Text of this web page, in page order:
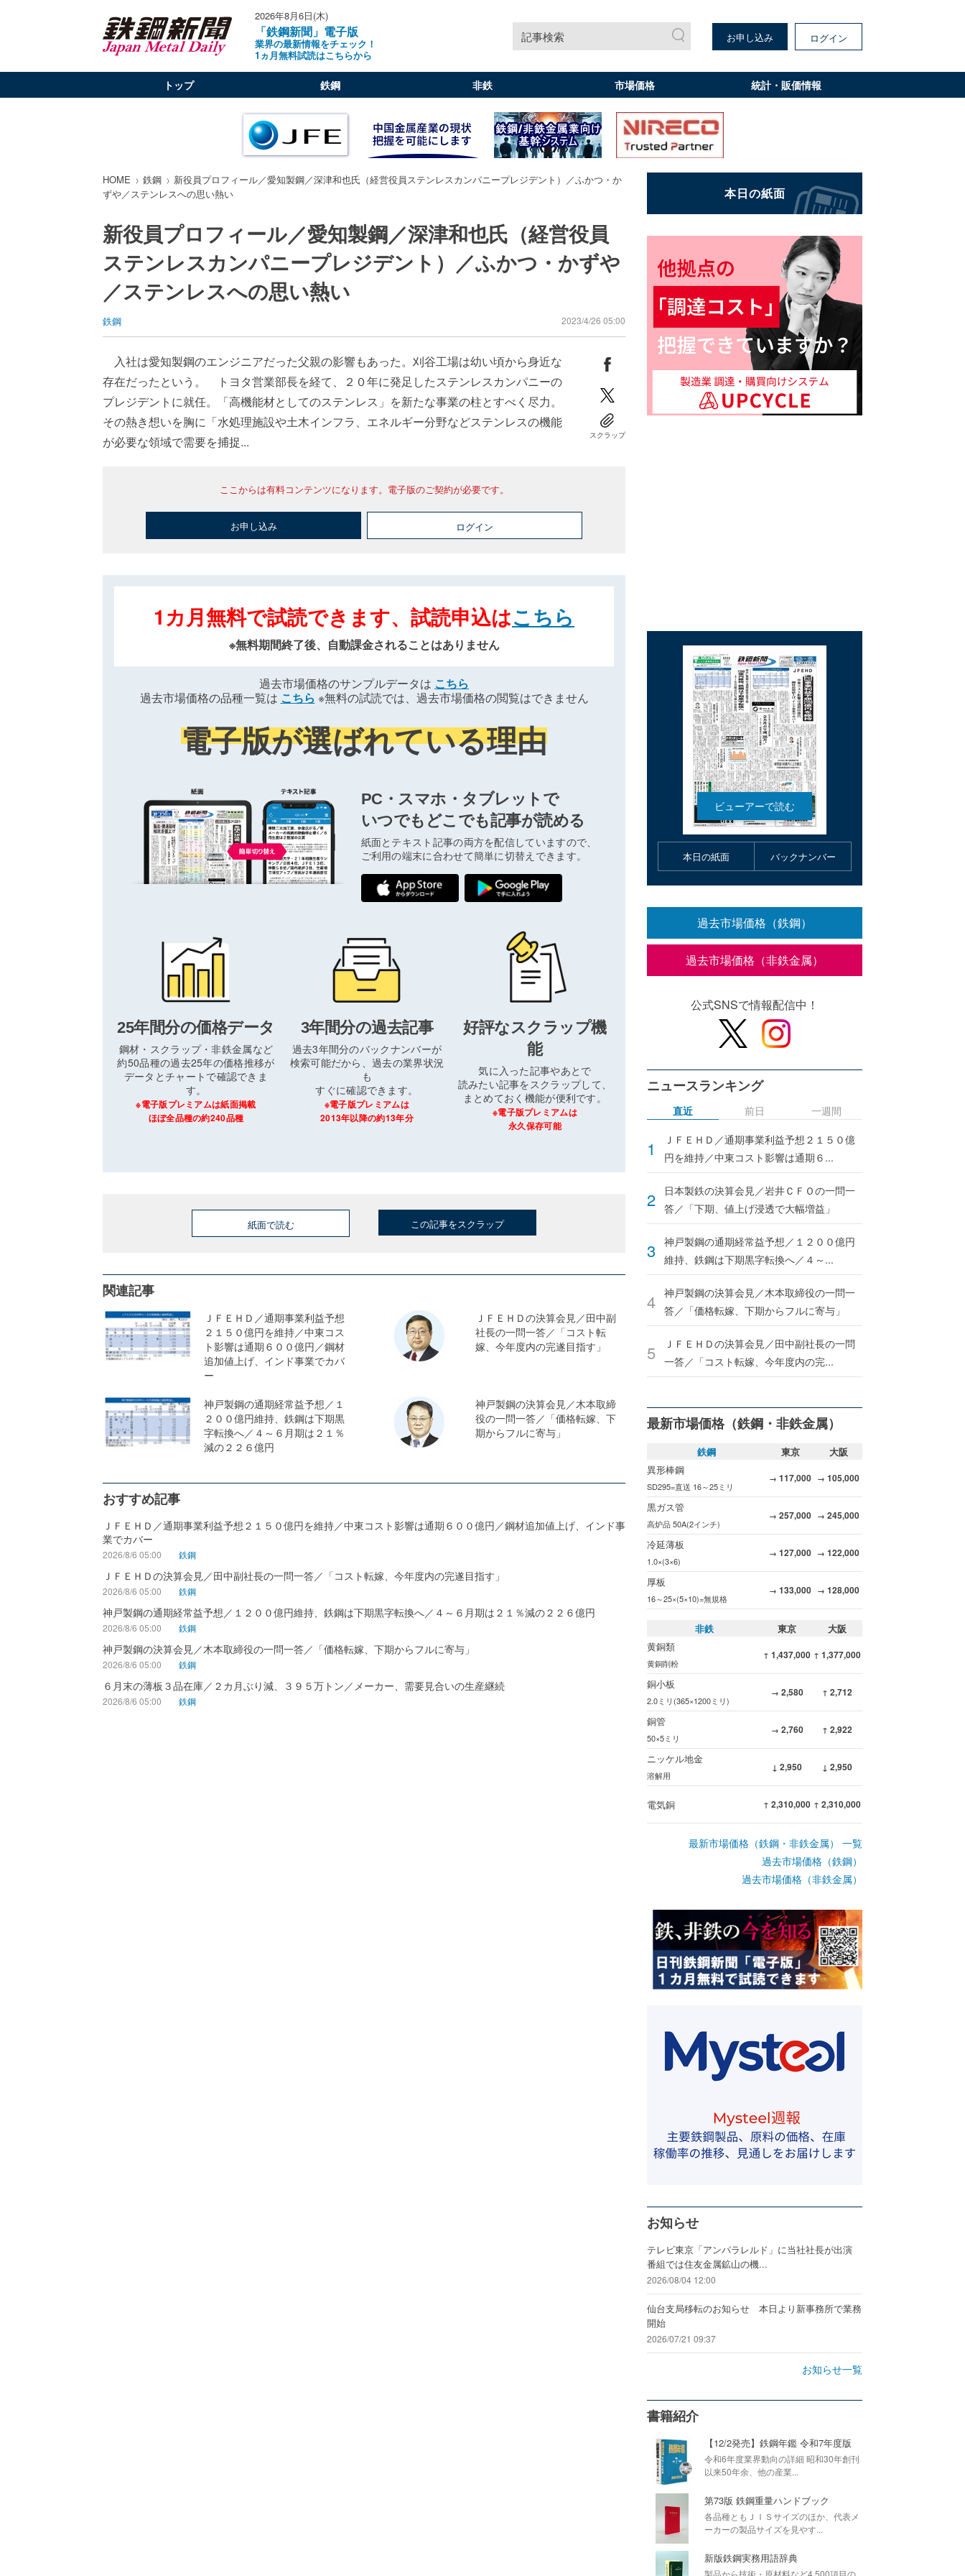
2026年8月6日(木)
「鉄鋼新聞」電子版
業界の最新情報をチェック！
1ヵ月無料試読はこちらから
記事検索 お申し込み ログイン
トップ 鉄鋼 非鉄 市場価格 統計・販価情報
HOME 鉄鋼
新役員プロフィール／愛知製鋼／深津和也氏（経営役員ステンレスカンパニープレジデント）／ふかつ・か
ずや／ステンレスへの思い熱い
新役員プロフィール／愛知製鋼／深津和也氏（経営役員
ステンレスカンパニープレジデント）／ふかつ・かずや
／ステンレスへの思い熱い
鉄鋼 2023/4/26 05:00
入社は愛知製鋼のエンジニアだった父親の影響もあった。刈谷工場は幼い頃から身近な
存在だったという。 トヨタ営業部長を経て、２０年に発足したステンレスカンパニーの
プレジデントに就任。「高機能材としてのステンレス」を新たな事業の柱とすべく尽力。
その熱き想いを胸に「水処理施設や土木インフラ、エネルギー分野などステンレスの機能
が必要な領域で需要を捕捉...
スクラップ
ここからは有料コンテンツになります。電子版のご契約が必要です。
お申し込み ログイン
1カ月無料で試読できます、試読申込はこちら
※無料期間終了後、自動課金されることはありません
過去市場価格のサンプルデータは こちら
過去市場価格の品種一覧は こちら ※無料の試読では、過去市場価格の閲覧はできません
電子版が選ばれている理由
PC・スマホ・タブレットで
いつでもどこでも記事が読める
紙面とテキスト記事の両方を配信していますので、
ご利用の端末に合わせて簡単に切替えできます。
25年間分の価格データ
鋼材・スクラップ・非鉄金属など
約50品種の過去25年の価格推移が
データとチャートで確認できま
す。
※電子版プレミアムは紙面掲載
ほぼ全品種の約240品種
3年間分の過去記事
過去3年間分のバックナンバーが
検索可能だから、過去の業界状況
も
すぐに確認できます。
※電子版プレミアムは
2013年以降の約13年分
好評なスクラップ機
能
気に入った記事やあとで
読みたい記事をスクラップして、
まとめておく機能が便利です。
※電子版プレミアムは
永久保存可能
紙面で読む この記事をスクラップ
関連記事
ＪＦＥＨＤ／通期事業利益予想
２１５０億円を維持／中東コス
ト影響は通期６００億円／鋼材
追加値上げ、インド事業でカバ
ー
ＪＦＥＨＤの決算会見／田中副
社長の一問一答／「コスト転
嫁、今年度内の完遂目指す」
神戸製鋼の通期経常益予想／１
２００億円維持、鉄鋼は下期黒
字転換へ／４～６月期は２１％
減の２２６億円
神戸製鋼の決算会見／木本取締
役の一問一答／「価格転嫁、下
期からフルに寄与」
おすすめ記事
ＪＦＥＨＤ／通期事業利益予想２１５０億円を維持／中東コスト影響は通期６００億円／鋼材追加値上げ、インド事
業でカバー
2026/8/6 05:00 鉄鋼
ＪＦＥＨＤの決算会見／田中副社長の一問一答／「コスト転嫁、今年度内の完遂目指す」
2026/8/6 05:00 鉄鋼
神戸製鋼の通期経常益予想／１２００億円維持、鉄鋼は下期黒字転換へ／４～６月期は２１％減の２２６億円
2026/8/6 05:00 鉄鋼
神戸製鋼の決算会見／木本取締役の一問一答／「価格転嫁、下期からフルに寄与」
2026/8/6 05:00 鉄鋼
６月末の薄板３品在庫／２カ月ぶり減、３９５万トン／メーカー、需要見合いの生産継続
2026/8/6 05:00 鉄鋼
本日の紙面 バックナンバー
過去市場価格（鉄鋼）
過去市場価格（非鉄金属）
公式SNSで情報配信中！
ニュースランキング
直近
ＪＦＥＨＤ／通期事業利益予想２１５０億
円を維持／中東コスト影響は通期６...
日本製鉄の決算会見／岩井ＣＦＯの一問一
答／「下期、値上げ浸透で大幅増益」
神戸製鋼の通期経常益予想／１２００億円
維持、鉄鋼は下期黒字転換へ／４～...
神戸製鋼の決算会見／木本取締役の一問一
答／「価格転嫁、下期からフルに寄与」
ＪＦＥＨＤの決算会見／田中副社長の一問
一答／「コスト転嫁、今年度内の完...
前日 一週間
最新市場価格（鉄鋼・非鉄金属）
鉄鋼 東京
大阪
異形棒鋼
SD295=直送 16～25ミリ
→ 117,000 → 105,000
黒ガス管
高炉品 50A(2インチ)
→ 257,000 → 245,000
冷延薄板
1.0×(3×6)
→ 127,000 → 122,000
厚板
16～25×(5×10)=無規格
→ 133,000 → 128,000
非鉄 東京
大阪
黄銅類
黄銅削粉
↑ 1,437,000 ↑ 1,377,000
銅小板
2.0ミリ(365×1200ミリ)
→ 2,580 ↑ 2,712
銅管
50×5ミリ
→ 2,760 ↑ 2,922
ニッケル地金
溶解用
↓ 2,950 ↓ 2,950
電気銅 ↑ 2,310,000 ↑ 2,310,000
最新市場価格（鉄鋼・非鉄金属） 一覧
過去市場価格（鉄鋼）
過去市場価格（非鉄金属）
お知らせ
テレビ東京「アンパラレルド」に当社社長が出演
番組では住友金属鉱山の機...
2026/08/04 12:00
仙台支局移転のお知らせ 本日より新事務所で業務
開始
2026/07/21 09:37
お知らせ一覧
書籍紹介
【12/2発売】鉄鋼年鑑 令和7年度版
令和6年度業界動向の詳細 昭和30年創刊
以来50年余、他の産業...
第73版 鉄鋼重量ハンドブック
各品種ともＪＩＳサイズのほか、代表メ
ーカーの製品サイズを見やす...
新版鉄鋼実務用語辞典
製品から技術・原材料など4,500項目の